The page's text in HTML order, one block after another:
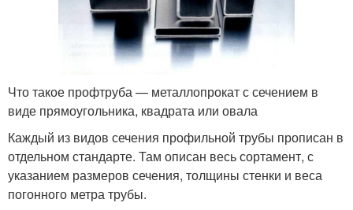
Что такое профтруба — металлопрокат с сечением в
виде прямоугольника, квадрата или овала
Каждый из видов сечения профильной трубы прописан в
отдельном стандарте. Там описан весь сортамент, с
указанием размеров сечения, толщины стенки и веса
погонного метра трубы.